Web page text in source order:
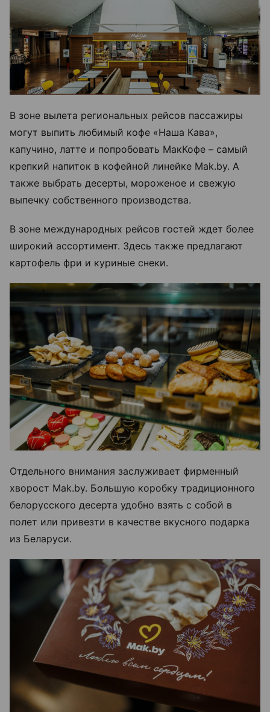
В зоне вылета региональных рейсов пассажиры
могут выпить любимый кофе «Наша Кава»,
капучино, латте и попробовать МакКофе – самый
крепкий напиток в кофейной линейке Mak.by. А
также выбрать десерты, мороженое и свежую
выпечку собственного производства.
В зоне международных рейсов гостей ждет более
широкий ассортимент. Здесь также предлагают
картофель фри и куриные снеки.
Отдельного внимания заслуживает фирменный
хворост Mak.by. Большую коробку традиционного
белорусского десерта удобно взять с собой в
полет или привезти в качестве вкусного подарка
из Беларуси.